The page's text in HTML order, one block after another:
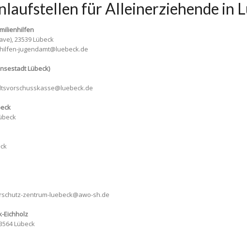
für Alleinerziehende in
23539 Lübeck
jugendamt@luebeck.de
Lübeck)
zentrum-luebeck@awo-sh.de
Eichholz
Lübeck